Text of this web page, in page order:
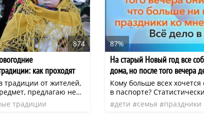
874
как проходят
вечеря?
традиции от жителей,
предлагаю не
говоря старинным
А уж его
традиции
87%
На старый Новый год все
дома, но после того вечера
желают меня видеть
Кому больше всех
в паспорте?
женщины больше всех
том, чтобы раз и навсегда
дети семья праздники